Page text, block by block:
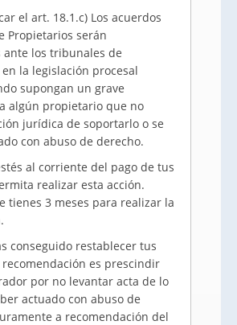
el art. 18.1.c) Los acuerdos
Propietarios serán
ante los tribunales de
la legislación procesal
supongan un grave
algún propietario que no
jurídica de soportarlo o se
con abuso de derecho.
al corriente del pago de tus
realizar esta acción.
tienes 3 meses para realizar la
conseguido restablecer tus
es prescindir
por no levantar acta de lo
actuado con abuso de
a recomendación del